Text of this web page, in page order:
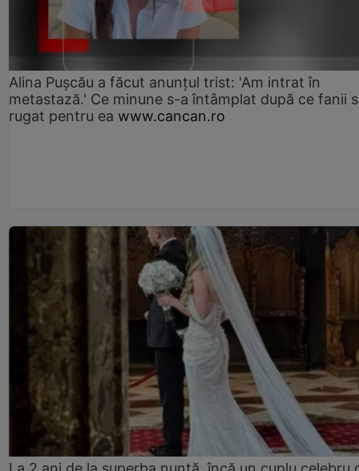
Alina Pușcău a făcut anunțul trist: 'Am intrat în
metastază.' Ce minune s-a întâmplat după ce fanii
rugat pentru ea www.cancan.ro